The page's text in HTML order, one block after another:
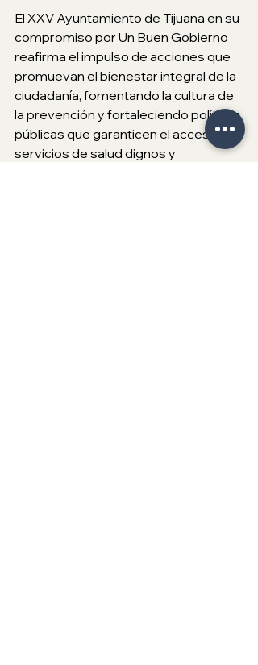
El XXV Ayuntamiento de Tijuana en su
compromiso por Un Buen Gobierno
reafirma el impulso de acciones que
promuevan el bienestar integral de la
ciudadanía, fomentando la cultura de
la prevención y fortaleciendo políticas
públicas que garanticen el acceso a
servicios de salud dignos y